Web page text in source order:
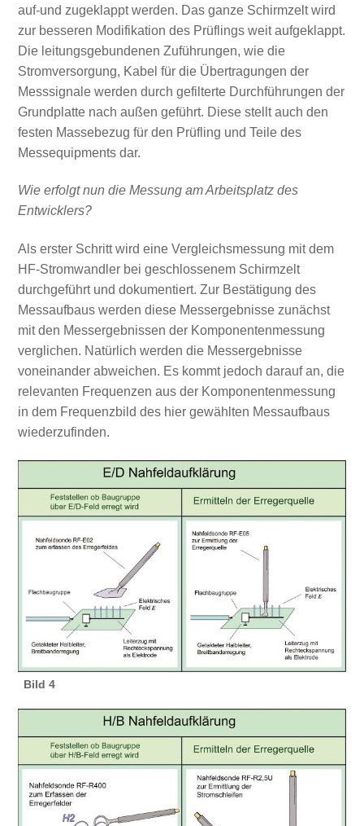
auf-und zugeklappt werden. Das ganze Schirmzelt wird
zur besseren Modifikation des Prüflings weit aufgeklappt.
Die leitungsgebundenen Zuführungen, wie die
Stromversorgung, Kabel für die Übertragungen der
Messsignale werden durch gefilterte Durchführungen der
Grundplatte nach außen geführt. Diese stellt auch den
festen Massebezug für den Prüfling und Teile des
Messequipments dar.
Wie erfolgt nun die Messung am Arbeitsplatz des
Entwicklers?
Als erster Schritt wird eine Vergleichsmessung mit dem
HF-Stromwandler bei geschlossenem Schirmzelt
durchgeführt und dokumentiert. Zur Bestätigung des
Messaufbaus werden diese Messergebnisse zunächst
mit den Messergebnissen der Komponentenmessung
verglichen. Natürlich werden die Messergebnisse
voneinander abweichen. Es kommt jedoch darauf an, die
relevanten Frequenzen aus der Komponentenmessung
in dem Frequenzbild des hier gewählten Messaufbaus
wiederzufinden.
Bild 4